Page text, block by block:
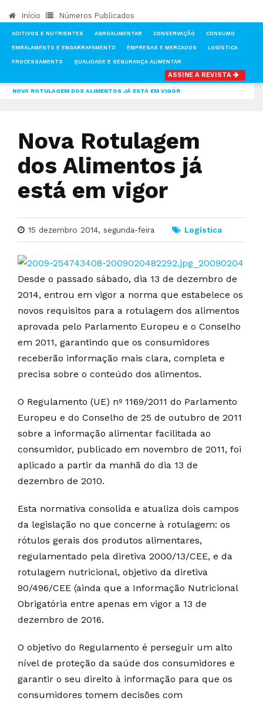
Início Números Publicados
ADITIVOS E NUTRIENTES AGROALIMENTAR CONSERVAÇÃO CONSUMO
EMBALAMENTO E ENGARRAFAMENTO EMPRESAS E MERCADOS LOGÍSTICA
PROCESSAMENTO QUALIDADE E SEGURANÇA ALIMENTAR
ASSINE A REVISTA
NOVA ROTULAGEM DOS ALIMENTOS JÁ ESTÁ EM VIGOR
Nova Rotulagem
dos Alimentos já
está em vigor
15 dezembro 2014, segunda-feira Logística
Desde o passado sábado, dia 13 de dezembro de
2014, entrou em vigor a norma que estabelece os
novos requisitos para a rotulagem dos alimentos
aprovada pelo Parlamento Europeu e o Conselho
em 2011, garantindo que os consumidores
receberão informação mais clara, completa e
precisa sobre o conteúdo dos alimentos.
O Regulamento (UE) nº 1169/2011 do Parlamento
Europeu e do Conselho de 25 de outubro de 2011
sobre a informação alimentar facilitada ao
consumidor, publicado em novembro de 2011, foi
aplicado a partir da manhã do dia 13 de
dezembro de 2010.
Esta normativa consolida e atualiza dois campos
da legislação no que concerne à rotulagem: os
rótulos gerais dos produtos alimentares,
regulamentado pela diretiva 2000/13/CEE, e da
rotulagem nutricional, objetivo da diretiva
90/496/CEE (ainda que a Informação Nutricional
Obrigatória entre apenas em vigor a 13 de
dezembro de 2016.
O objetivo do Regulamento é perseguir um alto
nível de proteção da saúde dos consumidores e
garantir o seu direito à informação para que os
consumidores tomem decisões com